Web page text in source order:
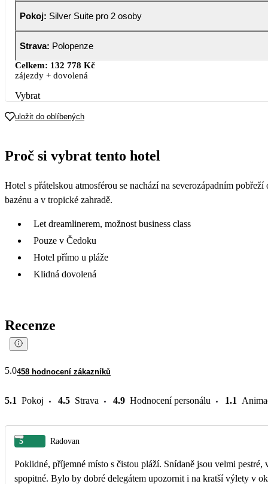
Pokoj: Silver Suite pro 2 osoby
Strava: Polopenze
Celkem: 132 778 Kč
zájezdy + dovolená
Vybrat
uložit do oblíbených
Proč si vybrat tento hotel
Hotel s přátelskou atmosférou se nachází na severozápadním
bazénu a v tropické zahradě.
Let dreamlinerem, možnost business class
Pouze v Čedoku
Hotel přímo u pláže
Klidná dovolená
Recenze
5.0458 hodnocení zákazníků
5.1 Pokoj 4.5 Strava 4.9 Hodnocení personálu 1.1
5 Radovan
Poklidné, příjemné místo s čistou pláží. Snídaně jsou velmi
spopitné. Bylo by dobré delegátem upozornit i na kratší výlety